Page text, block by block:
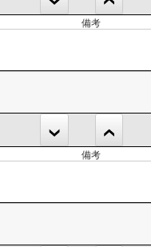
備考
備考